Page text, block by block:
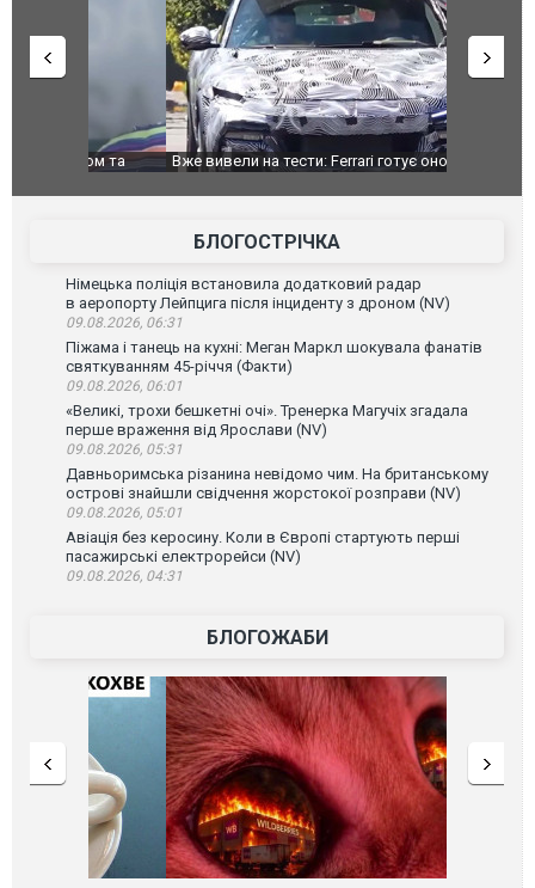
Вже вивели на тести: Ferrari готує оновлення
Вийшов
фільму
БЛОГОСТРІЧКА
Німецька поліція встановила додатковий радар
в аеропорту Лейпцига після інциденту з дроном (NV)
09.08.2026, 06:31
Піжама і танець на кухні: Меган Маркл шокувала фанатів
святкуванням 45-річчя (Факти)
09.08.2026, 06:01
«Великі, трохи бешкетні очі». Тренерка Магучіх згадала
перше враження від Ярослави (NV)
09.08.2026, 05:31
Давньоримська різанина невідомо чим. На британському
острові знайшли свідчення жорстокої розправи (NV)
09.08.2026, 05:01
Авіація без керосину. Коли в Європі стартують перші
пасажирські електрорейси (NV)
09.08.2026, 04:31
БЛОГОЖАБИ